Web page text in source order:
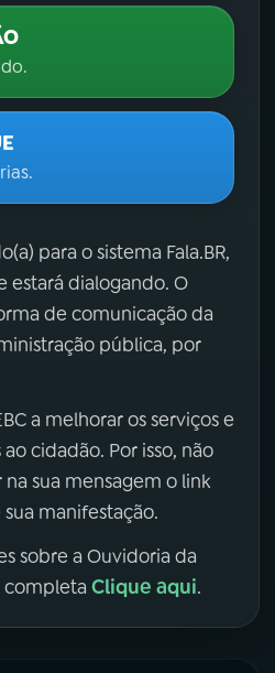
para o sistema Fala.BR,
estará dialogando. O
de comunicação da
pública, por
a melhorar os serviços e
cidadão. Por isso, não
sua mensagem o link
manifestação.
sobre a Ouvidoria da
completa Clique aqui.